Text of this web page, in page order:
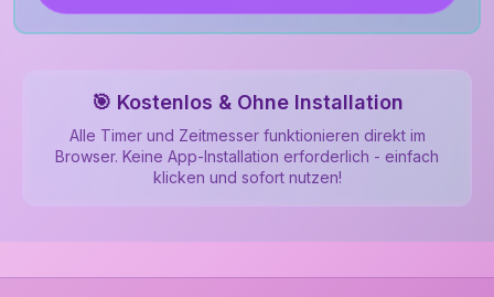
🎯 Kostenlos & Ohne Installation
Alle Timer und Zeitmesser funktionieren direkt im
Browser. Keine App-Installation erforderlich - einfach
klicken und sofort nutzen!